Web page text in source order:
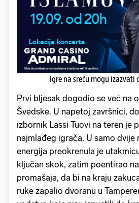
Igre na sreću mogu izazvati
Prvi bljesak dogodio se već na
Švedske. U napetoj završnici,
izbornik Lassi Tuovi na teren je
najmlađeg igrača. U samo dvije
energija preokrenula je
ključan skok, zatim poentirao
promašaja, da bi na kraju
ruke zapalio dvoranu u